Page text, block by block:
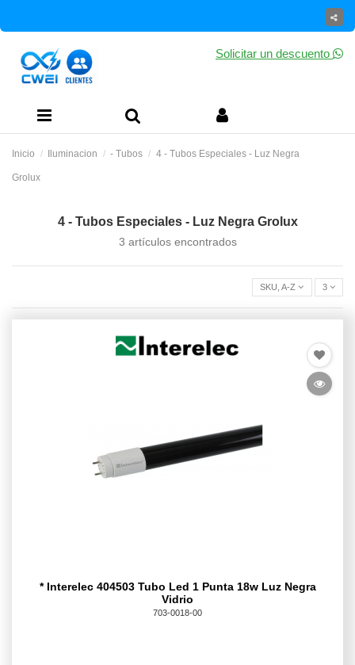
Solicitar un descuento
Inicio Iluminacion - Tubos 4 - Tubos Especiales - Luz Negra
Grolux
4 - Tubos Especiales - Luz Negra Grolux
3 artículos encontrados
SKU,
* Interelec 404503 Tubo Led 1 Punta 18w Luz Negra
Vidrio
703-0018-00